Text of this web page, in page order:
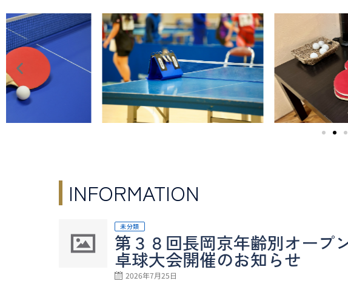
INFORMATION
未分類
第３８回長岡京年齢別オープ
卓球大会開催のお知らせ
2026年7月25日